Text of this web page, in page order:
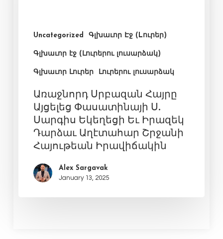
Uncategorized Գլխաւոր Էջ (Lուրեր)
Գլխաւոր էջ (Լուրերու լուսարձակ)
Գլխաւոր Լուրեր Լուրերու լուսարձակ
Առաջնորդ Սրբազան Հայրը
Այցելեց Փասատինայի Ս.
Սարգիս Եկեղեցի Եւ Իրազեկ
Դարձաւ Աղէտահար Շրջանի
Հայութեան Իրավիճակին
Alex Sargavak
January 13, 2025